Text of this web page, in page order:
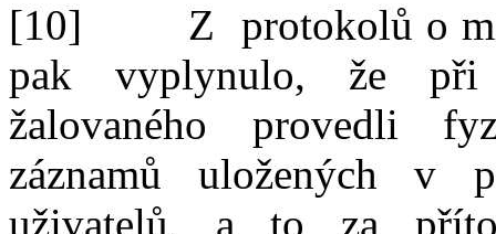
[10]
Z
protokolů o
pak vyplynulo, že při
žalovaného provedli
záznamů uložených v
uživatelů, a to za